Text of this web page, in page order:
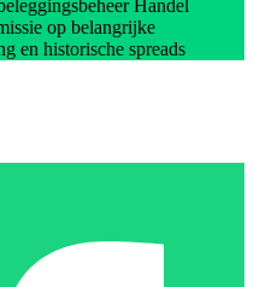
Handel
op belangrijke
en historische spreads